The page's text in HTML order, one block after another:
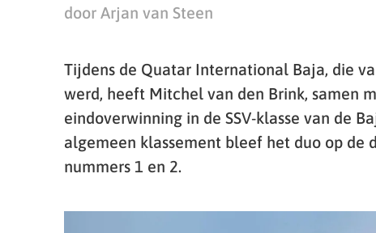
door Arjan van Steen
Tijdens de Quatar International Baja, die
werd, heeft Mitchel van den Brink, samen
eindoverwinning in de SSV-klasse van de
algemeen klassement bleef het duo op de
nummers 1 en 2.